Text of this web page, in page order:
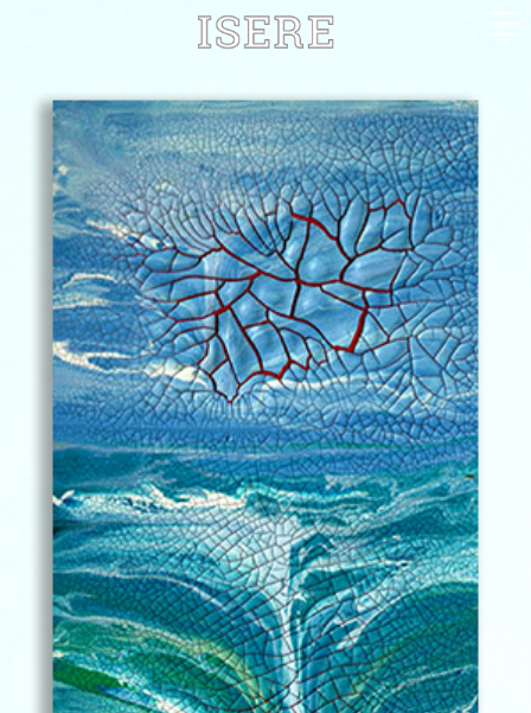
Français
Portrait
Parcours
Galerie
Photomontages
Contact
Téléchargements